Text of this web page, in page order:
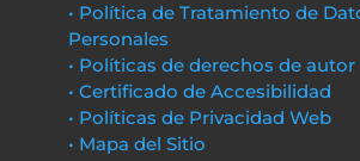
• Política de Tratamiento de
Personales
• Políticas de derechos de autor
• Certificado de Accesibilidad
• Políticas de Privacidad Web
• Mapa del Sitio